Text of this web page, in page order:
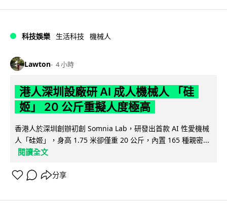
科技娛樂 生活科技 機械人
Lawton 4 小時
港人深圳設廠研 AI 成人機械人 「硅
姬」 20 公斤重擬人度極高
香港人於深圳創辦初創 Somnia Lab，研發出首款 AI 性愛機械
人「硅姬」，身高 1.75 米卻僅重 20 公斤，內置 165 種親密...
閱讀全文
分享